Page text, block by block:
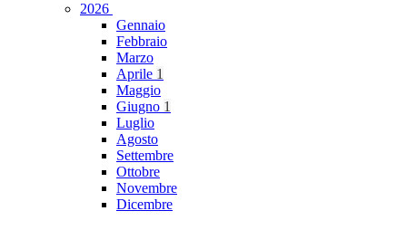
2026
Gennaio
Febbraio
Marzo
Aprile 1
Maggio
Giugno 1
Luglio
Agosto
Settembre
Ottobre
Novembre
Dicembre